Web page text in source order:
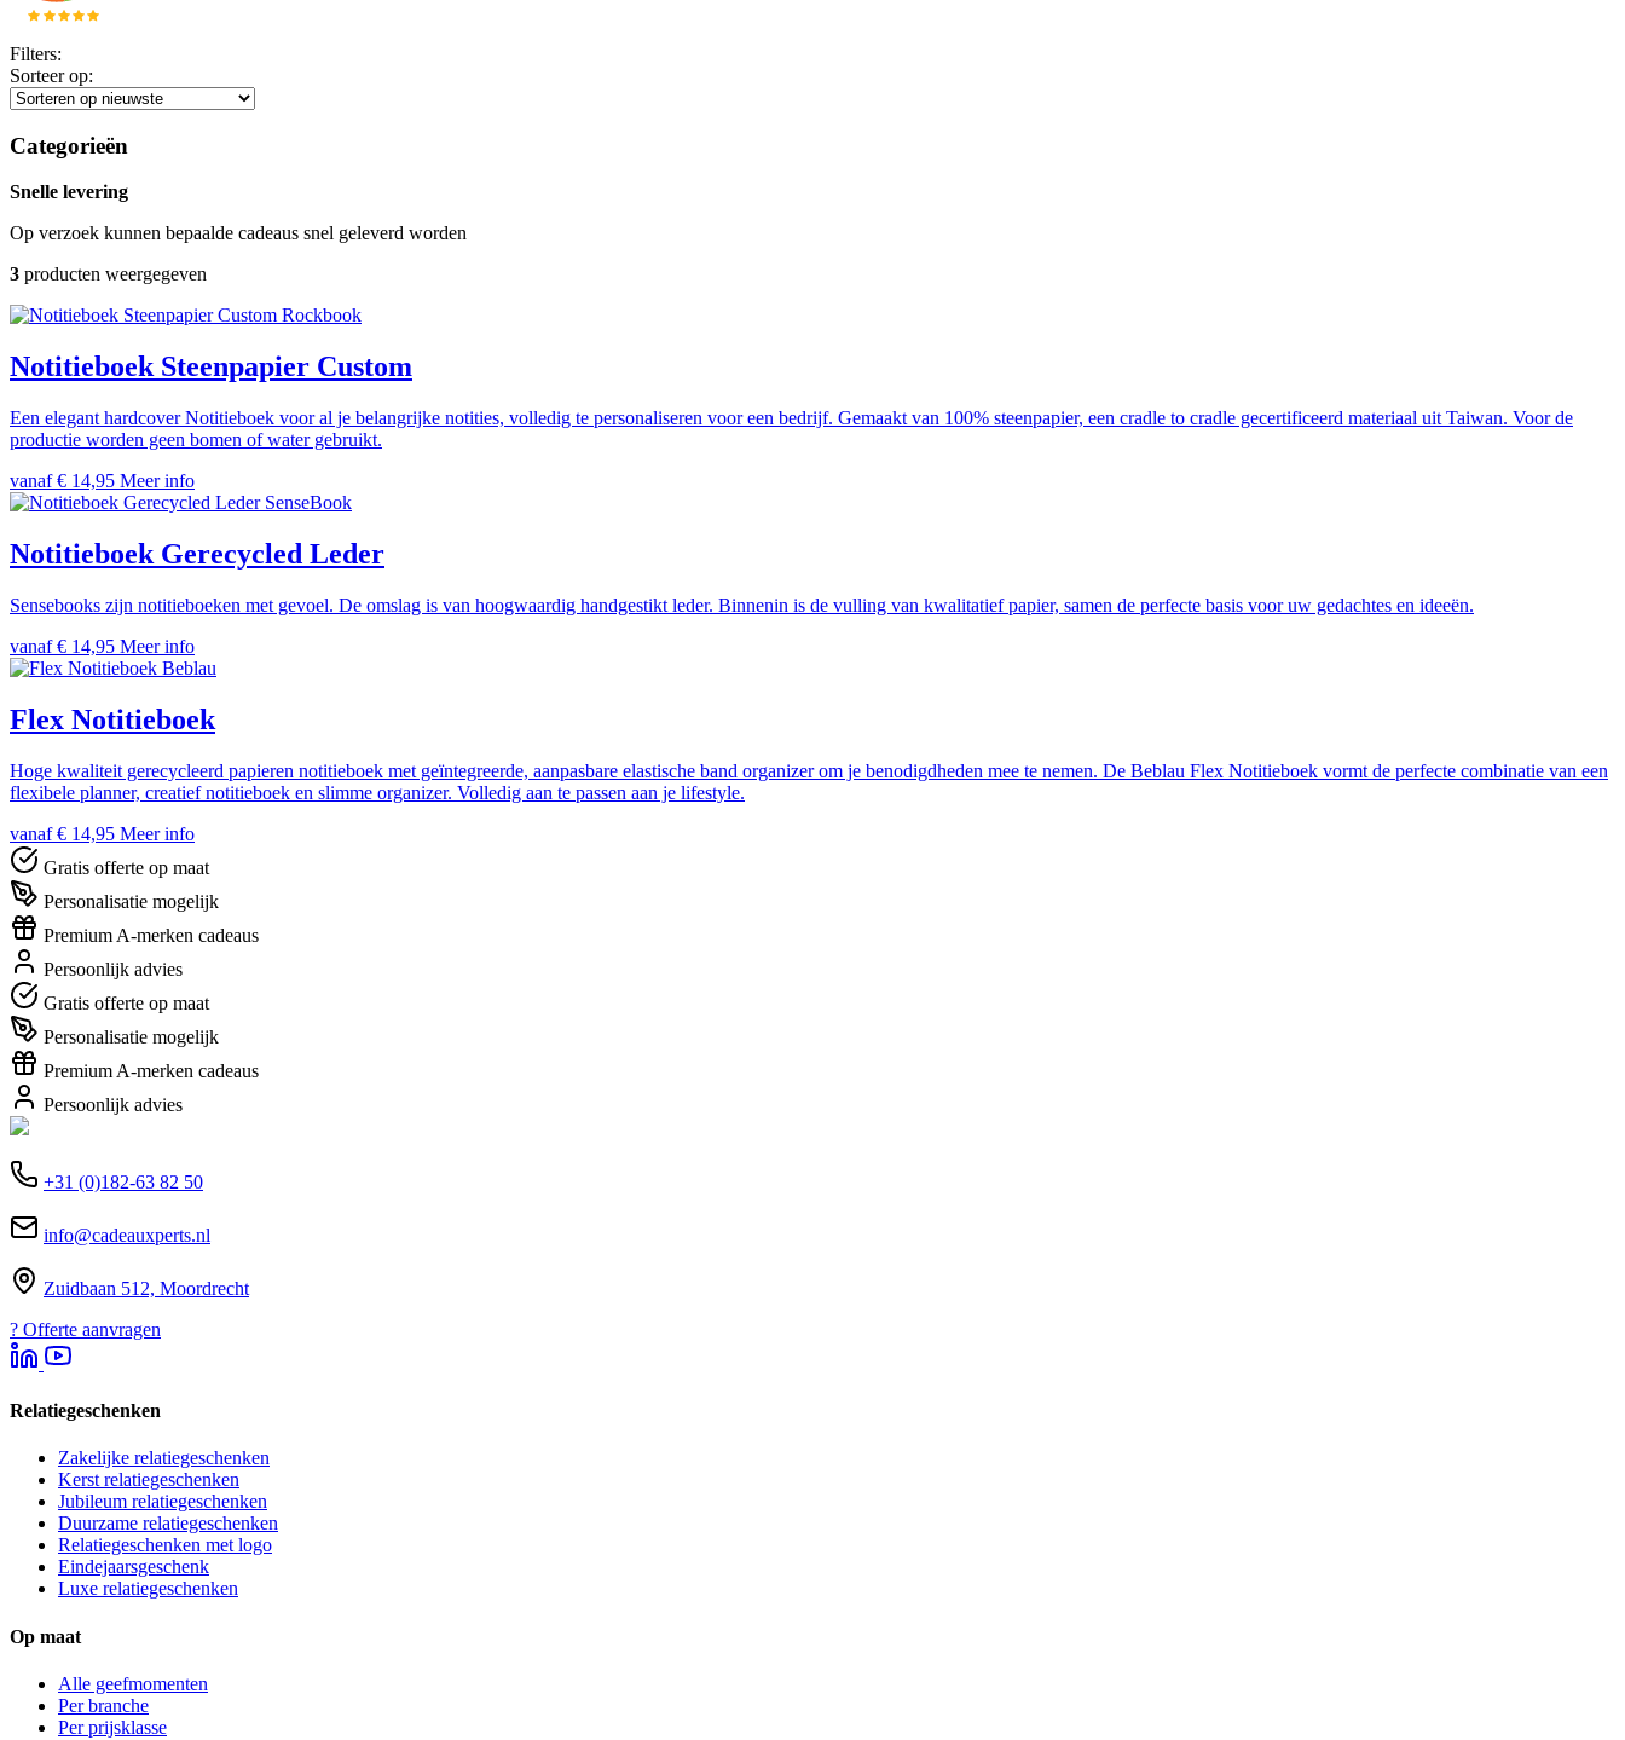
Filters:
Sorteer op:
Categorieën
Snelle levering
Op verzoek kunnen bepaalde cadeaus snel geleverd worden
3 producten weergegeven
Rockbook
Notitieboek Steenpapier Custom
Een elegant hardcover Notitieboek voor al je belangrijke notities, volledig te personaliseren voor een bedrijf. Gemaakt van 100% steenpapier, een cradle to cradle gecertificeerd materiaal uit Taiwan. Voor de
productie worden geen bomen of water gebruikt.
vanaf € 14,95 Meer info
SenseBook
Notitieboek Gerecycled Leder
Sensebooks zijn notitieboeken met gevoel. De omslag is van hoogwaardig handgestikt leder. Binnenin is de vulling van kwalitatief papier, samen de perfecte basis voor uw gedachtes en ideeën.
vanaf € 14,95 Meer info
Beblau
Flex Notitieboek
Hoge kwaliteit gerecycleerd papieren notitieboek met geïntegreerde, aanpasbare elastische band organizer om je benodigdheden mee te nemen. De Beblau Flex Notitieboek vormt de perfecte combinatie van een
flexibele planner, creatief notitieboek en slimme organizer. Volledig aan te passen aan je lifestyle.
vanaf € 14,95 Meer info
Gratis offerte op maat
Personalisatie mogelijk
Premium A-merken cadeaus
Persoonlijk advies
Gratis offerte op maat
Personalisatie mogelijk
Premium A-merken cadeaus
Persoonlijk advies
+31 (0)182-63 82 50
info@cadeauxperts.nl
Zuidbaan 512, Moordrecht
? Offerte aanvragen
Relatiegeschenken
Zakelijke relatiegeschenken
Kerst relatiegeschenken
Jubileum relatiegeschenken
Duurzame relatiegeschenken
Relatiegeschenken met logo
Eindejaarsgeschenk
Luxe relatiegeschenken
Op maat
Alle geefmomenten
Per branche
Per prijsklasse